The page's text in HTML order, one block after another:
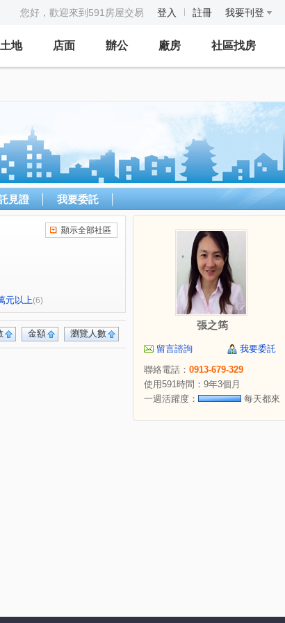
您好，歡迎來到591房屋交易 登入 註冊 我要刊登
土地 店面 辦公 廠房 社區找房
見證 我要委託
顯示全部社區
元以上(6)
瀏覽人數
金額
張之筠
留言諮詢
我要委託
聯絡電話： 0913-679-329
使用591時間：9年3個月
一週活躍度：
每天都來